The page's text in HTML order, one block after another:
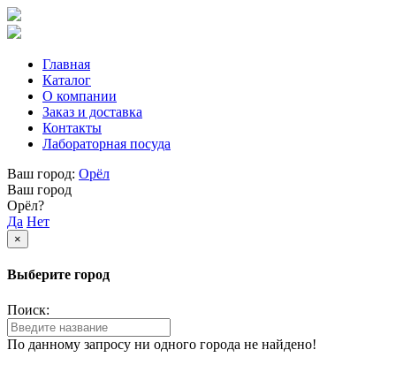
Главная
Каталог
О компании
Заказ и доставка
Контакты
Лабораторная посуда
Ваш город: Орёл
Ваш город
Орёл?
Да Нет
×
Выберите город
Поиск:
По данному запросу ни одного города не найдено!